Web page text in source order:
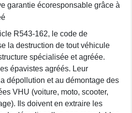
garantie écoresponsable grâce à
R543-162, le code de
la destruction de tout véhicule
spécialisée et agréée.
épavistes agréés. Leur
dépollution et au démontage des
VHU (voiture, moto, scooter,
Ils doivent en extraire les